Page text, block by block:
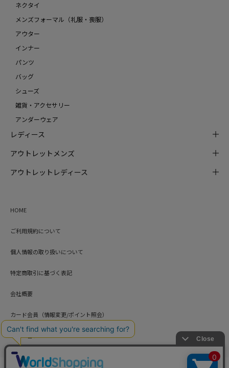
ネクタイ
メンズフォーマル（礼服・喪服）
アウター
インナー
パンツ
バッグ
シューズ
雑貨・アクセサリー
アンダーウェア
レディース
アウトレットメンズ
アウトレットレディース
HOME
ご利用規約について
個人情報の取り扱いについて
特定商取引に基づく表記
会社概要
カード会員（情報変更/ポイント照会）